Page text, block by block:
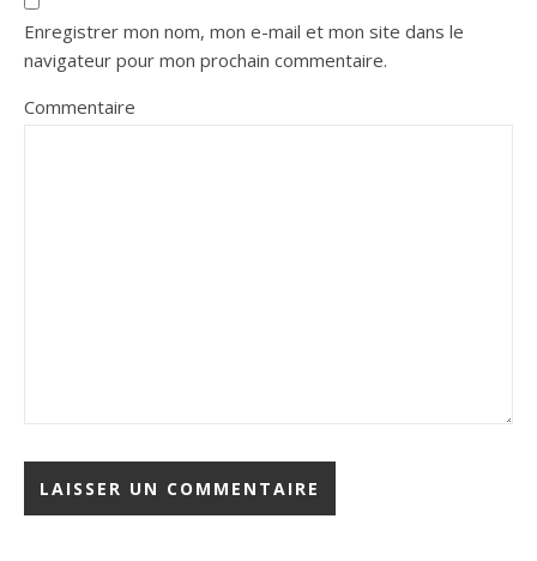
Enregistrer mon nom, mon e-mail et mon site dans le
navigateur pour mon prochain commentaire.
Commentaire